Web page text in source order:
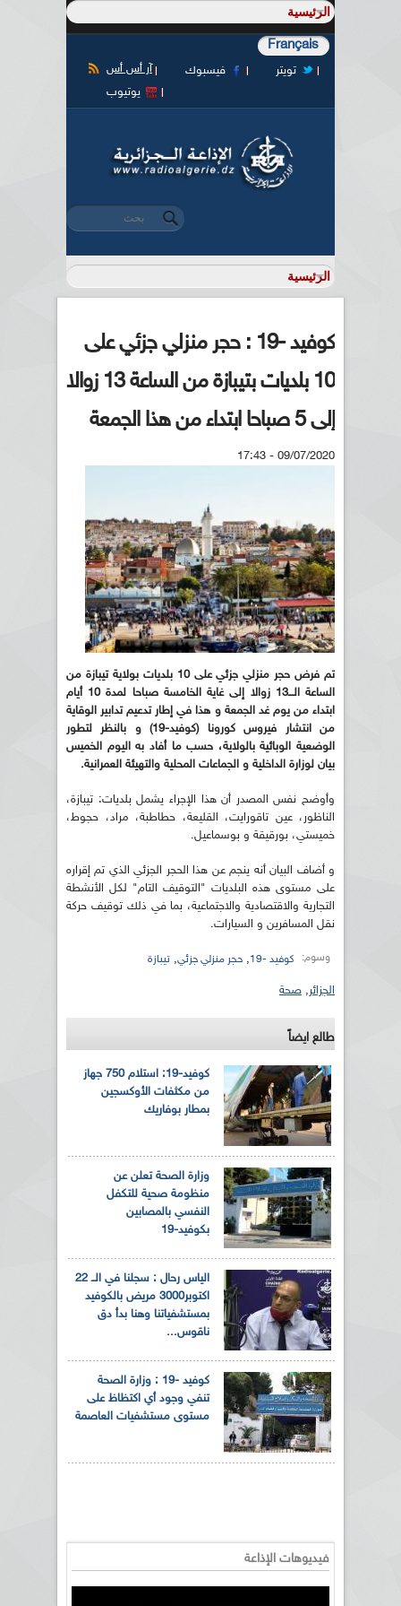
Français
آر أس أس فيسبوك
تويتر
يوتيوب
استمارة البحث
‏بحث ‏
كوفيد -19 : حجر منزلي جزئي على
10 بلديات بتيبازة من الساعة 13 زوالا
إلى 5 صباحا ابتداء من هذا الجمعة
09/07/2020 - 17:43
تم فرض حجر منزلي جزئي على 10 بلديات بولاية تيبازة من
الساعة الـــ13 زوالا إلى غاية الخامسة صباحا لمدة 10 أيام
ابتداء من يوم غد الجمعة و هذا في إطار تدعيم تدابير الوقاية
من انتشار فيروس كورونا (كوفيد-19) و بالنظر لتطور
الوضعية الوبائية بالولاية، حسب ما أفاد به اليوم الخميس
بيان لوزارة الداخلية و الجماعات المحلية والتهيئة العمرانية.
وأوضح نفس المصدر أن هذا الإجراء يشمل بلديات: تيبازة،
الناظور، عين تاقورايت، القليعة، حطاطبة، مراد، حجوط،
خميستي، بورقيقة و بوسماعيل.
و أضاف البيان أنه ينجم عن هذا الحجر الجزئي الذي تم إقراره
على مستوى هذه البلديات "التوقيف التام" لكل الأنشطة
التجارية والاقتصادية والاجتماعية، بما في ذلك توقيف حركة
نقل المسافرين و السيارات.
وسوم: كوفيد -19 , حجر منزلي جزئي, تيبازة
الجزائر, صحة
طالع ايضاً
كوفيد-19: استلام 750 جهاز
من مكثفات الأوكسجين
بمطار بوفاريك
وزارة الصحة تعلن عن
منظومة صحية للتكفل
النفسي بالمصابين
بكوفيد-19
الياس رحال : سجلنا في الــ 22
اكتوبر3000 مريض بالكوفيد
بمستشفياتنا وهنا بدأ دق
ناقوس...
كوفيد -19 : وزارة الصحة
تنفي وجود أي اكتظاظ على
مستوى مستشفيات العاصمة
فيديوهات الإذاعة